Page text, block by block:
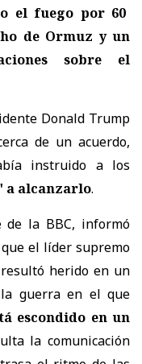
el fuego por 60
de Ormuz y un
sobre el
Donald Trump
de un acuerdo,
instruido a los
a alcanzarlo.
de la BBC, informó
el líder supremo
herido en un
guerra en el que
escondido en un
la comunicación